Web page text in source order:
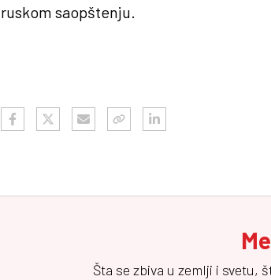
ruskom saopštenju.
Šta se zbiva u zemlji i svetu,